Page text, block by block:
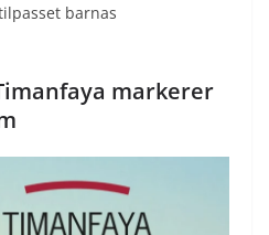
barnas
markerer